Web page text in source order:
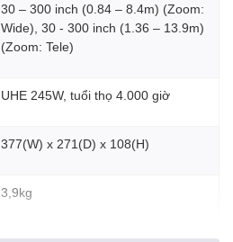
30 – 300 inch (0.84 – 8.4m) (Zoom:
Wide), 30 - 300 inch (1.36 – 13.9m)
(Zoom: Tele)
UHE 245W, tuổi thọ 4.000 giờ
377(W) x 271(D) x 108(H)
3,9kg